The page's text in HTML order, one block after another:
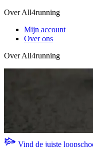
Over All4running
Mijn account
Over ons
Over All4running
Vind de juiste